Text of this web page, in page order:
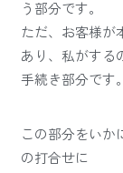
う部分です。
ただ、お客様が
あり、私がする
手続き部分です。
この部分をいか
の打合せに